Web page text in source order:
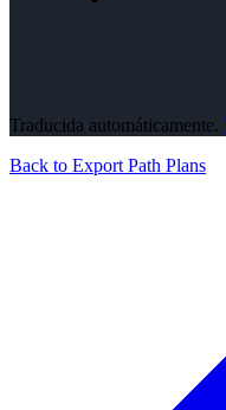
Traducida automáticamente.
Back to Export Path Plans